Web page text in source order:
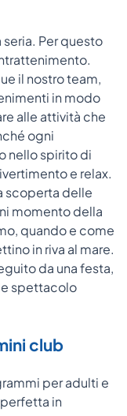
Per questo
il nostro team,
in modo
alle attività che
ogni
nello spirito di
e relax.
scoperta delle
momento della
quando e come
in riva al mare.
da una festa,
spettacolo
club
per adulti e
in